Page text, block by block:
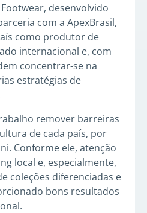
desenvolvido
com a ApexBrasil,
como produtor de
internacional e, com
concentrar-se na
estratégias de
remover barreiras
de cada país, por
Conforme ele, atenção
local e, especialmente,
coleções diferenciadas e
bons resultados